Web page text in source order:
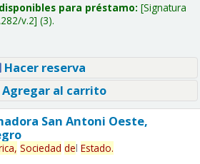
para préstamo: Signatura
v.2 (3).
Hacer reserva
Agregar al carrito
San Antoni Oeste,
Sociedad del Estado.